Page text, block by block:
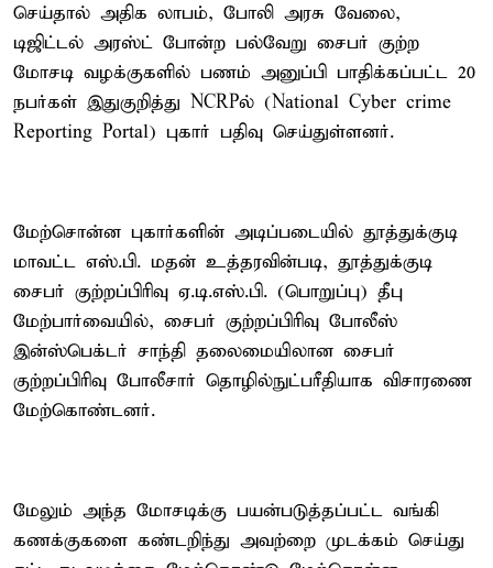
செய்தால் அதிக லாபம், போலி அரசு வேலை,
டிஜிட்டல் அரஸ்ட் போன்ற பல்வேறு சைபர் குற்ற
மோசடி வழக்குகளில் பணம் அனுப்பி பாதிக்கப்பட்ட 20
நபர்கள் இதுகுறித்து NCRPல் (National Cyber crime
Reporting Portal) புகார் பதிவு செய்துள்ளனர்.
மேற்சொன்ன புகார்களின் அடிப்படையில் தூத்துக்குடி
மாவட்ட எஸ்.பி. மதன் உத்தரவின்படி, தூத்துக்குடி
சைபர் குற்றப்பிரிவு ஏ.டி.எஸ்.பி. (பொறுப்பு) தீபு
மேற்பார்வையில், சைபர் குற்றப்பிரிவு போலீஸ்
இன்ஸ்பெக்டர் சாந்தி தலைமையிலான சைபர்
குற்றப்பிரிவு போலீசார் தொழில்நுட்பரீதியாக விசாரணை
மேற்கொண்டனர்.
மேலும் அந்த மோசடிக்கு பயன்படுத்தப்பட்ட வங்கி
கணக்குகளை கண்டறிந்து அவற்றை முடக்கம் செய்து